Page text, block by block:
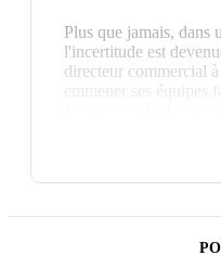
Plus que jamais, dans
l'incertitude est
directeur commercial
emmener ses
formation de
ses savoir-faire et
évolutions de
et outils de la